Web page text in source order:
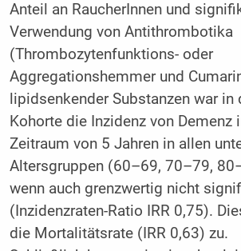
Anteil an RaucherInnen und
Verwendung von Antithrombotika
(Thrombozytenfunktions- oder
Aggregationshemmer und
lipidsenkender Substanzen war in
Kohorte die Inzidenz von Demenz
Zeitraum von 5 Jahren in allen
Altersgruppen (60–69, 70–79,
wenn auch grenzwertig nicht
(Inzidenzraten-Ratio IRR 0,75).
die Mortalitätsrate (IRR 0,63) zu.